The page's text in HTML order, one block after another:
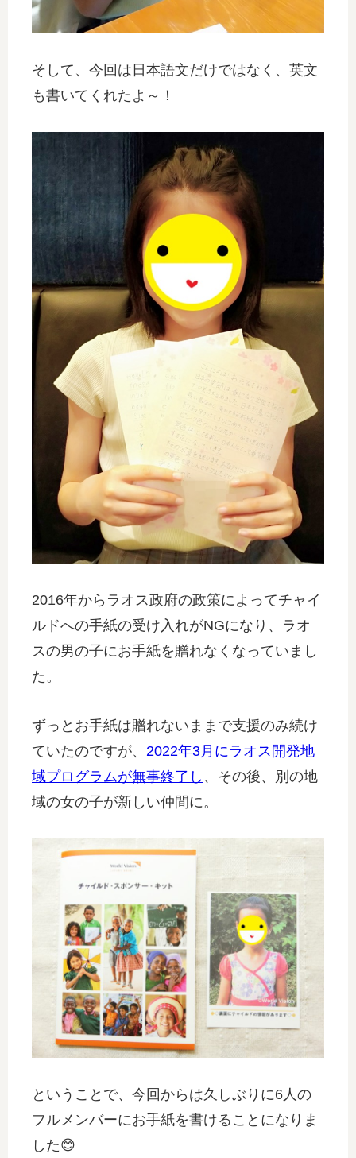
そして、今回は日本語文だけではなく、英文
も書いてくれたよ～！
2016年からラオス政府の政策によってチャイ
ルドへの手紙の受け入れがNGになり、ラオ
スの男の子にお手紙を贈れなくなっていまし
た。
ずっとお手紙は贈れないままで支援のみ続け
ていたのですが、 2022年3月にラオス開発地
域プログラムが無事終了し 、その後、別の地
域の女の子が新しい仲間に。
ということで、今回からは久しぶりに6人の
フルメンバーにお手紙を書けることになりま
した😊